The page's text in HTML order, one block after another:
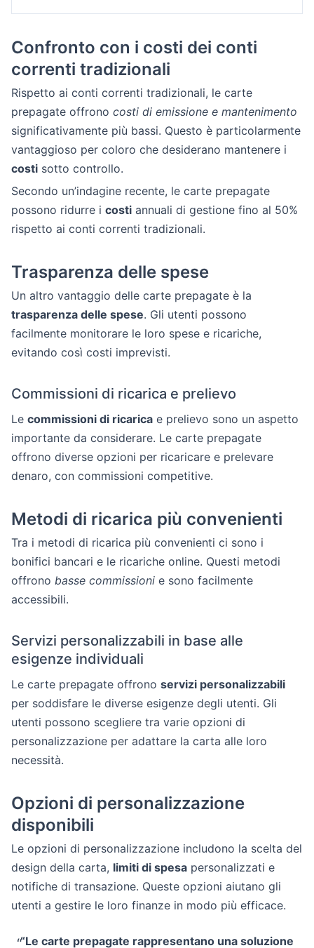
Confronto con i costi dei conti
correnti tradizionali
Rispetto ai conti correnti tradizionali, le carte
prepagate offrono costi di emissione e mantenimento
significativamente più bassi. Questo è particolarmente
vantaggioso per coloro che desiderano mantenere i
costi sotto controllo.
Secondo un’indagine recente, le carte prepagate
possono ridurre i costi annuali di gestione fino al 50%
rispetto ai conti correnti tradizionali.
Trasparenza delle spese
Un altro vantaggio delle carte prepagate è la
trasparenza delle spese. Gli utenti possono
facilmente monitorare le loro spese e ricariche,
evitando così costi imprevisti.
Commissioni di ricarica e prelievo
Le commissioni di ricarica e prelievo sono un aspetto
importante da considerare. Le carte prepagate
offrono diverse opzioni per ricaricare e prelevare
denaro, con commissioni competitive.
Metodi di ricarica più convenienti
Tra i metodi di ricarica più convenienti ci sono i
bonifici bancari e le ricariche online. Questi metodi
offrono basse commissioni e sono facilmente
accessibili.
Servizi personalizzabili in base alle
esigenze individuali
Le carte prepagate offrono servizi personalizzabili
per soddisfare le diverse esigenze degli utenti. Gli
utenti possono scegliere tra varie opzioni di
personalizzazione per adattare la carta alle loro
necessità.
Opzioni di personalizzazione
disponibili
Le opzioni di personalizzazione includono la scelta del
design della carta, limiti di spesa personalizzati e
notifiche di transazione. Queste opzioni aiutano gli
utenti a gestire le loro finanze in modo più efficace.
“Le carte prepagate rappresentano una soluzione